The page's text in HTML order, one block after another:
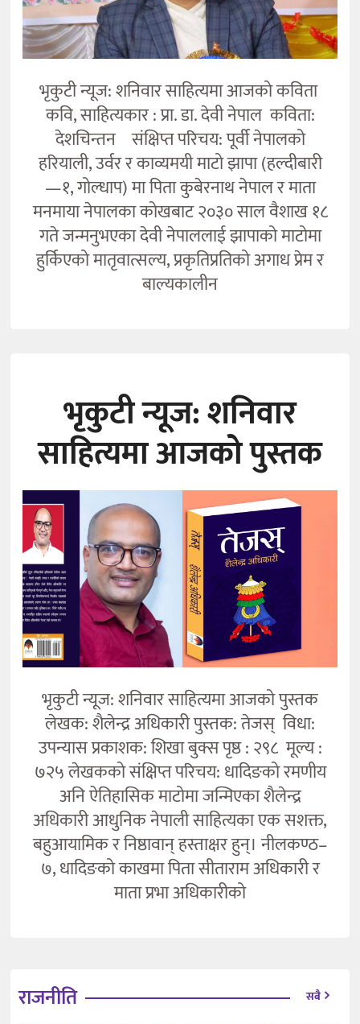
भृकुटी न्यूज: शनिवार साहित्यमा आजको कविता
कवि, साहित्यकार : प्रा. डा. देवी नेपाल कविता:
देशचिन्तन संक्षिप्त परिचय: पूर्वी नेपालको
हरियाली, उर्वर र काव्यमयी माटो झापा (हल्दीबारी
—१, गोल्धाप) मा पिता कुबेरनाथ नेपाल र माता
मनमाया नेपालका कोखबाट २०३० साल वैशाख १८
गते जन्मनुभएका देवी नेपाललाई झापाको माटोमा
हुर्किएको मातृवात्सल्य, प्रकृतिप्रतिको अगाध प्रेम र
बाल्यकालीन
भृकुटी न्यूज: शनिवार
साहित्यमा आजको पुस्तक
भृकुटी न्यूज: शनिवार साहित्यमा आजको पुस्तक
लेखक: शैलेन्द्र अधिकारी पुस्तक: तेजस् विधा:
उपन्यास प्रकाशक: शिखा बुक्स पृष्ठ : २९८ मूल्य :
७२५ लेखकको संक्षिप्त परिचय: धादिङको रमणीय
अनि ऐतिहासिक माटोमा जन्मिएका शैलेन्द्र
अधिकारी आधुनिक नेपाली साहित्यका एक सशक्त,
बहुआयामिक र निष्ठावान् हस्ताक्षर हुन्। नीलकण्ठ–
७, धादिङको काखमा पिता सीताराम अधिकारी र
माता प्रभा अधिकारीको
राजनीति सबै